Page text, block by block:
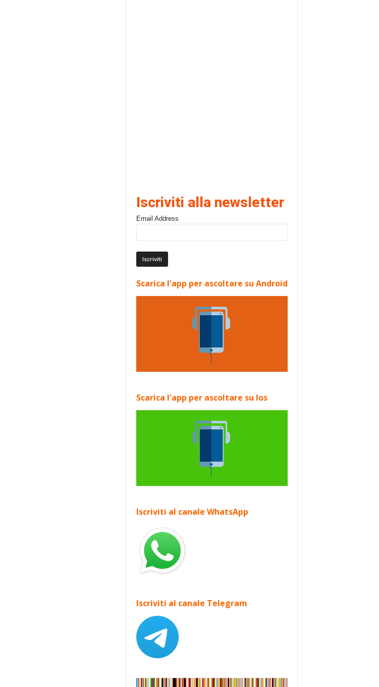
Iscriviti alla newsletter
Email Address
Scarica l'app per ascoltare su Android
Scarica l'app per ascoltare su Ios
Iscriviti al canale WhatsApp
Iscriviti al canale Telegram